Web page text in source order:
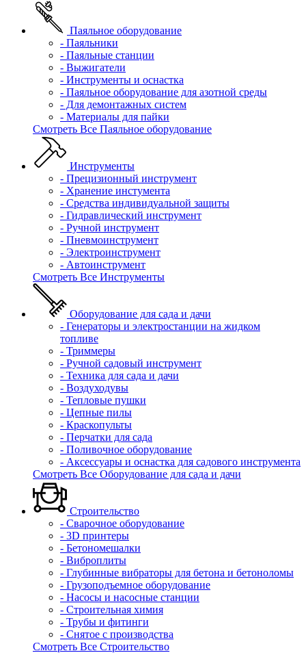
Паяльное оборудование
- Паяльники
- Паяльные станции
- Выжигатели
- Инструменты и оснастка
- Паяльное оборудование для азотной среды
- Для демонтажных систем
- Материалы для пайки
Смотреть Все Паяльное оборудование
Инструменты
- Прецизионный инструмент
- Хранение инстумента
- Средства индивидуальной защиты
- Гидравлический инструмент
- Ручной инструмент
- Пневмоинструмент
- Электроинструмент
- Автоинструмент
Смотреть Все Инструменты
Оборудование для сада и дачи
- Генераторы и электростанции на жидком
топливе
- Триммеры
- Ручной садовый инструмент
- Техника для сада и дачи
- Воздуходувы
- Тепловые пушки
- Цепные пилы
- Краскопульты
- Перчатки для сада
- Поливочное оборудование
- Аксессуары и оснастка для садового инструмента
Смотреть Все Оборудование для сада и дачи
Строительство
- Сварочное оборудование
- 3D принтеры
- Бетономешалки
- Виброплиты
- Глубинные вибраторы для бетона и бетоноломы
- Грузоподъемное оборудование
- Насосы и насосные станции
- Строительная химия
- Трубы и фитинги
- Снятое с производства
Смотреть Все Строительство